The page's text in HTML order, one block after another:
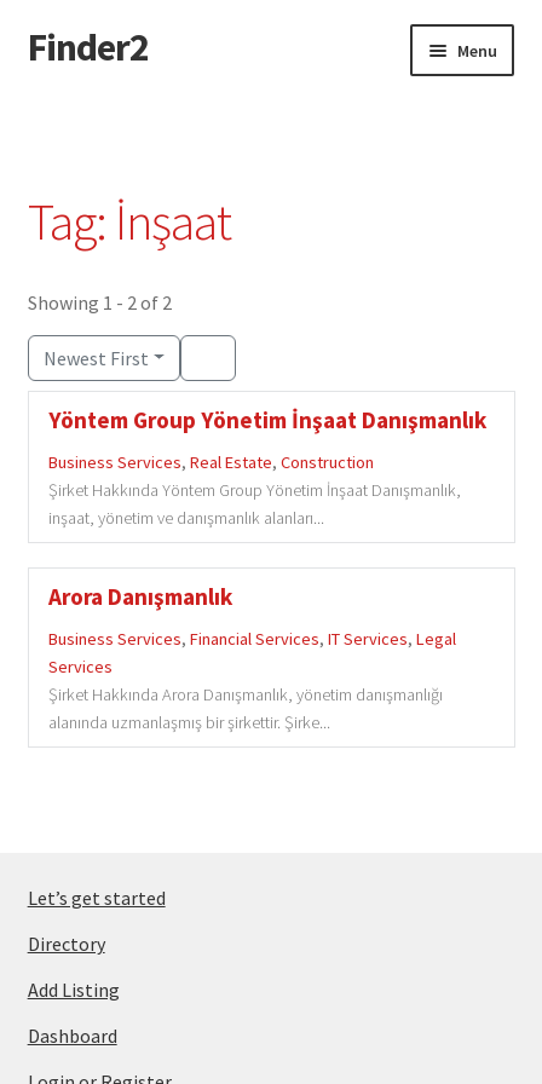
Skip
to
Skip
to
Finder2 Menu
Privacy Policy
Tag: İnşaat
Showing 1 - 2 of 2
Newest First
Yöntem Group Yönetim İnşaat Danışmanlık
Business Services, Real Estate, Construction
Şirket Hakkında Yöntem Group Yönetim İnşaat Danışmanlık,
inşaat, yönetim ve danışmanlık alanları...
Arora Danışmanlık
Business Services, Financial Services, IT Services, Legal
Services
Şirket Hakkında Arora Danışmanlık, yönetim danışmanlığı
alanında uzmanlaşmış bir şirkettir. Şirke...
Let’s get started
Directory
Add Listing
Dashboard